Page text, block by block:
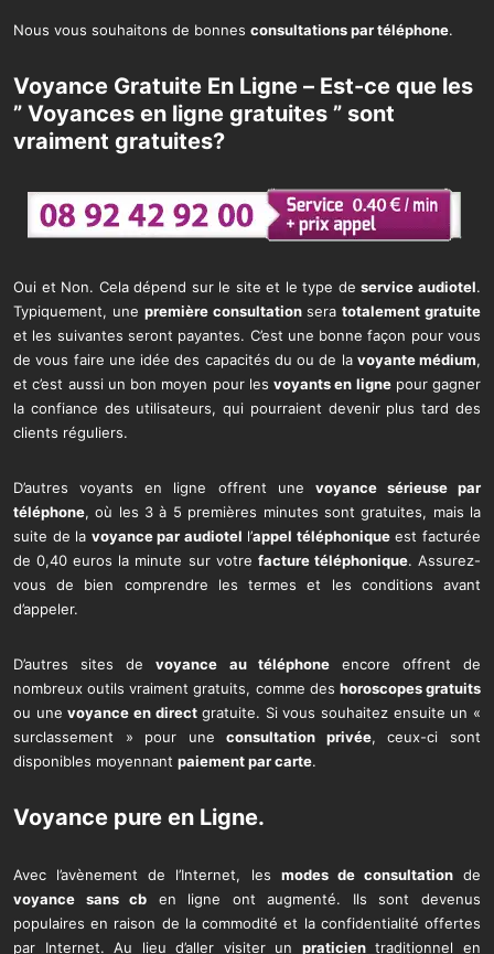
Nous vous souhaitons de bonnes consultations par téléphone.
Voyance Gratuite En Ligne – Est-ce que les
” Voyances en ligne gratuites ” sont
vraiment gratuites?
Oui et Non. Cela dépend sur le site et le type deservice audiotel.
Typiquement, une première consultationseratotalement gratuite
et les suivantes seront payantes. C’est une bonne façon pour vous
de vous faire une idée des capacités du ou de la voyante médium,
et c’est aussi un bon moyen pour les voyants en lignepour gagner
la confiance des utilisateurs, qui pourraient devenir plus tard des
clients réguliers.
D’autres voyants en ligne offrent une voyance sérieuse par
téléphone, où les 3 à 5 premières minutes sont gratuites, mais la
suite de la voyance par audiotel l’appel téléphoniqueest facturée
de 0,40 euros la minute sur votre facture téléphonique. Assurez-
vous de bien comprendre les termes et les conditions avant
d’appeler.
D’autres sites devoyance au téléphoneencore offrent de
nombreux outils vraiment gratuits, comme des horoscopes gratuits
ou unevoyance en directgratuite. Si vous souhaitez ensuite un «
surclassement » pour uneconsultation privée, ceux-ci sont
disponibles moyennant paiement par carte.
Voyance pure en Ligne.
Avec l’avènement de l’Internet, les modes de consultationde
voyance sans cb en ligne ont augmenté. Ils sont devenus
populaires en raison de la commodité et la confidentialité offertes
par Internet. Au lieu d’aller visiter un praticientraditionnel en